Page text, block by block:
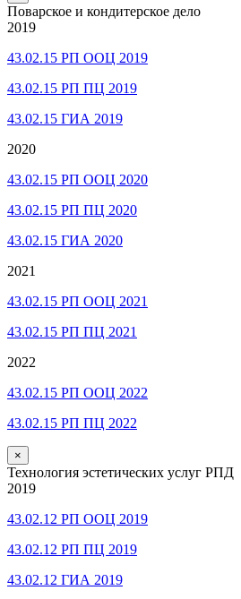
Поварское и кондитерское дело
2019
43.02.15 РП ООЦ 2019
43.02.15 РП ПЦ 2019
43.02.15 ГИА 2019
2020
43.02.15 РП ООЦ 2020
43.02.15 РП ПЦ 2020
43.02.15 ГИА 2020
2021
43.02.15 РП ООЦ 2021
43.02.15 РП ПЦ 2021
2022
43.02.15 РП ООЦ 2022
43.02.15 РП ПЦ 2022
×
Технология эстетических услуг РПД
2019
43.02.12 РП ООЦ 2019
43.02.12 РП ПЦ 2019
43.02.12 ГИА 2019